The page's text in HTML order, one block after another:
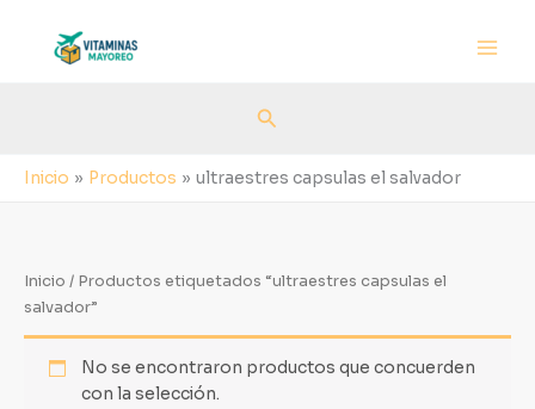
contenido
Buscar
Inicio Productos ultraestres capsulas el salvador
Inicio / Productos etiquetados “ultraestres capsulas el
salvador”
No se encontraron productos que concuerden
con la selección.